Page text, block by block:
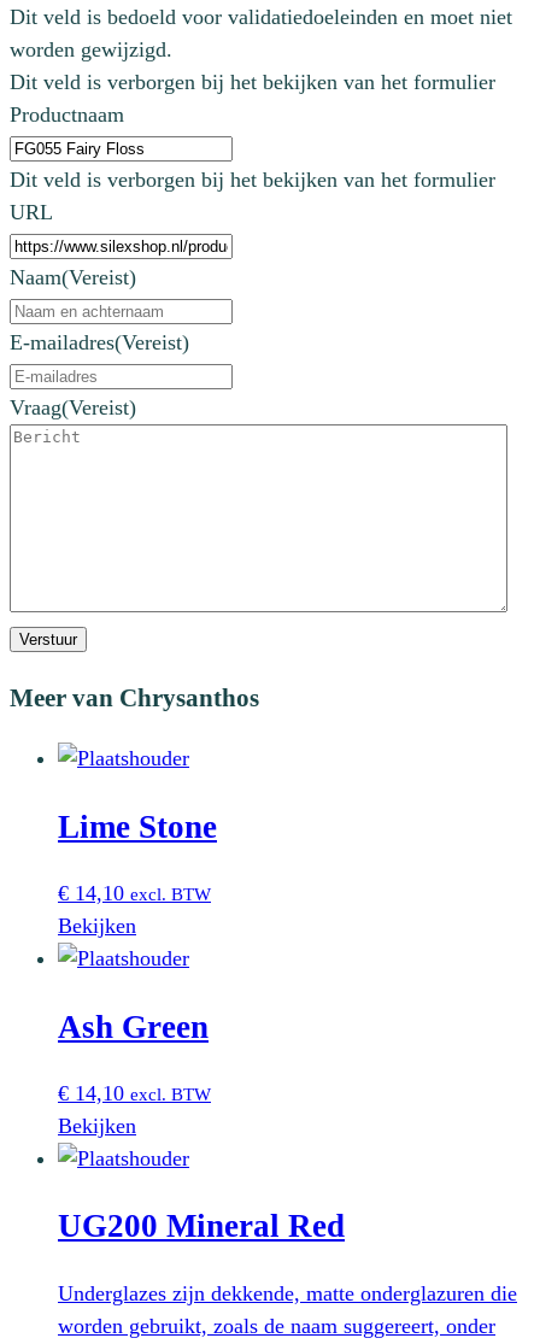
Dit veld is bedoeld voor validatiedoeleinden en moet niet
worden gewijzigd.
Dit veld is verborgen bij het bekijken van het formulier
Productnaam
Dit veld is verborgen bij het bekijken van het formulier
URL
Naam(Vereist)
E-mailadres(Vereist)
Vraag(Vereist)
Verstuur
Meer van Chrysanthos
Lime Stone
€ 14,10 excl. BTW
Bekijken
Ash Green
€ 14,10 excl. BTW
Bekijken
UG200 Mineral Red
Underglazes zijn dekkende, matte onderglazuren die
worden gebruikt, zoals de naam suggereert, onder